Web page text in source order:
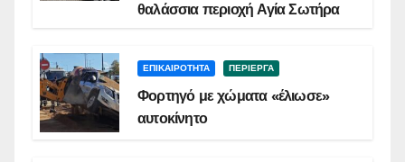
θαλάσσια περιοχή Αγία Σωτήρα
ΕΠΙΚΑΙΡΟΤΗΤΑ ΠΕΡΙΕΡΓΑ
Φορτηγό με χώματα «έλιωσε»
αυτοκίνητο